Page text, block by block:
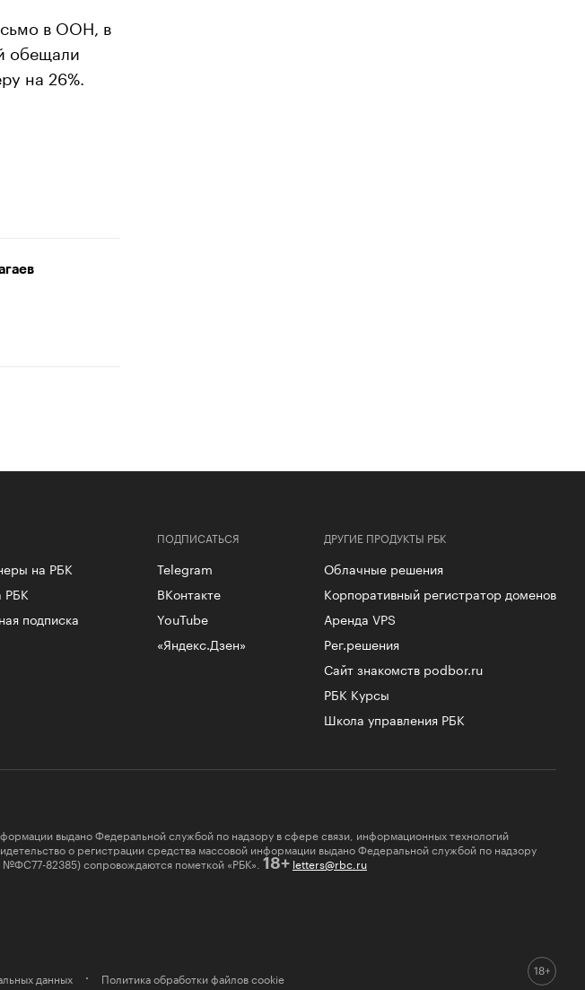
в ООН, в
обещали
на 26%.
на РБК
РБК
подписка
ДРУГИЕ ПРОДУКТЫ РБК
Облачные решения
Корпоративный регистратор доменов
Аренда VPS
Рег.решения
Сайт знакомств podbor.ru
РБК Курсы
Школа управления РБК
ПОДПИСАТЬСЯ
Telegram
ВКонтакте
YouTube
«Яндекс.Дзен»
выдано Федеральной службой по надзору в сфере связи, информационных технологий
о регистрации средства массовой информации выдано Федеральной службой по надзору
82385) сопровождаются пометкой «РБК». 18+ letters@rbc.ru
данных Политика обработки файлов cookie